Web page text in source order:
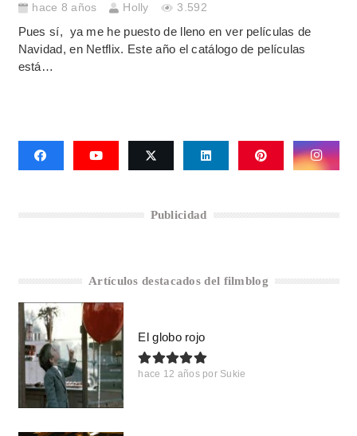
hace 8 años Holly 3.592
Pues sí, ya me he puesto de lleno en ver películas de
Navidad, en Netflix. Este año el catálogo de películas
está…
Publicidad
Artículos destacados del filmblog
El globo rojo
hace 12 años por Sukie